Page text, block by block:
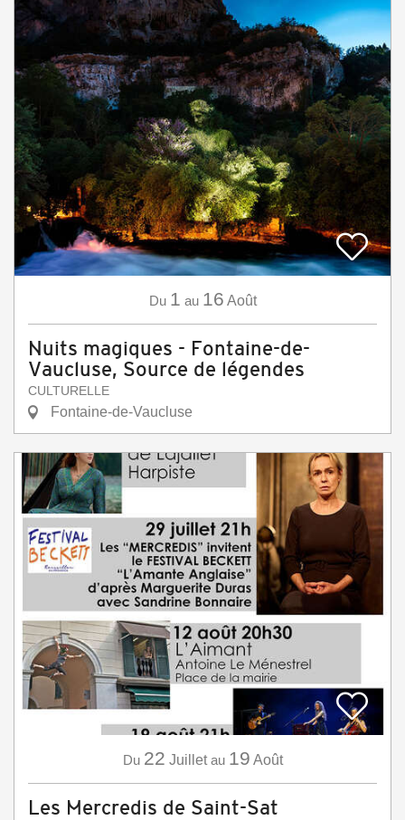
Du 1 au 16 Août
Nuits magiques - Fontaine-de-
Vaucluse, Source de légendes
CULTURELLE
Fontaine-de-Vaucluse
Du 22 Juillet au 19 Août
Les Mercredis de Saint-Sat